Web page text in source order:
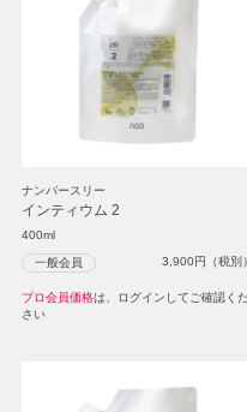
ナンバースリー
インティウム 2
400ml
一般会員 3,900円（税別）
プロ会員価格は、ログインしてご確認く
さい